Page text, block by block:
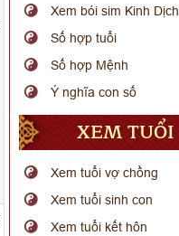
Xem bói sim Kinh Dịch
Số hợp tuổi
Số hợp Mệnh
Ý nghĩa con số
XEM TUỔI
Xem tuổi vợ chồng
Xem tuổi sinh con
Xem tuổi kết hôn